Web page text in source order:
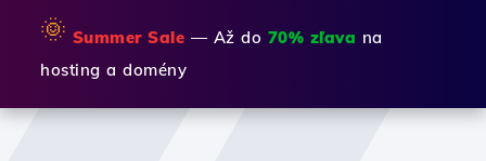
🌞 Summer Sale — Až do 70% zľava na
hosting a domény